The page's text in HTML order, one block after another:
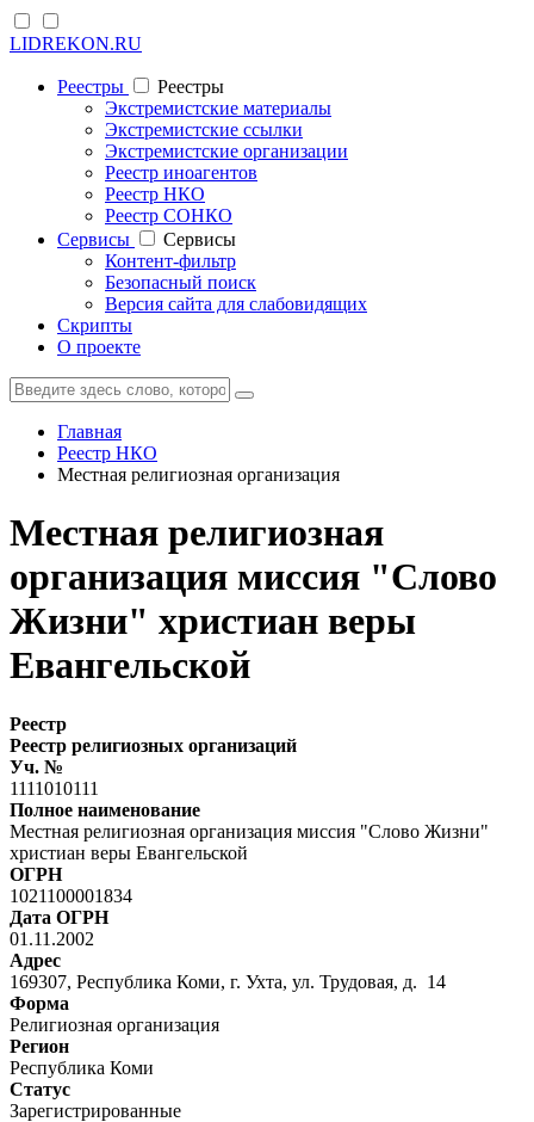
LIDREKON.RU
Реестры
Реестры
Экстремистские материалы
Экстремистские ссылки
Экстремистские организации
Реестр иноагентов
Реестр НКО
Реестр СОНКО
Cервисы
Cервисы
Контент-фильтр
Безопасный поиск
Версия сайта для слабовидящих
Скрипты
О проекте
Главная
Реестр НКО
Местная религиозная организация
Местная религиозная
организация миссия "Слово
Жизни" христиан веры
Евангельской
Реестр
Реестр религиозных организаций
Уч. №
1111010111
Полное наименование
Местная религиозная организация миссия "Слово Жизни"
христиан веры Евангельской
ОГРН
1021100001834
Дата ОГРН
01.11.2002
Адрес
169307, Республика Коми, г. Ухта, ул. Трудовая, д. 14
Форма
Религиозная организация
Регион
Республика Коми
Статус
Зарегистрированные